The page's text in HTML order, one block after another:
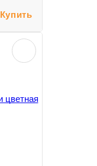
Купить